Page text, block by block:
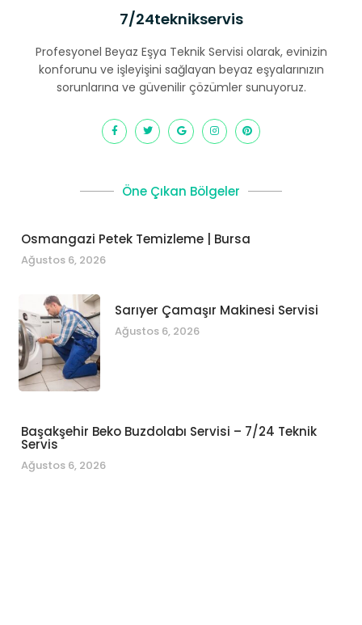
7/24teknikservis
Profesyonel Beyaz Eşya Teknik Servisi olarak, evinizin
konforunu ve işleyişini sağlayan beyaz eşyalarınızın
sorunlarına ve güvenilir çözümler sunuyoruz.
Öne Çıkan Bölgeler
Osmangazi Petek Temizleme | Bursa
Ağustos 6, 2026
Sarıyer Çamaşır Makinesi Servisi
Ağustos 6, 2026
Başakşehir Beko Buzdolabı Servisi – 7/24 Teknik
Servis
Ağustos 6, 2026